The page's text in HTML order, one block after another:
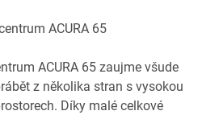
ACURA 65 zaujme všude
z několika stran s vysokou
Díky malé celkové